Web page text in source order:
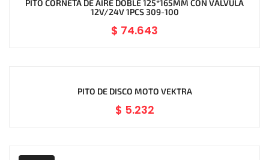
PITO CORNETA DE AIRE DOBLE 125*165MM CON VALVULA
12V/24V 1PCS 309-100
$ 74.643
PITO DE DISCO MOTO VEKTRA
$ 5.232